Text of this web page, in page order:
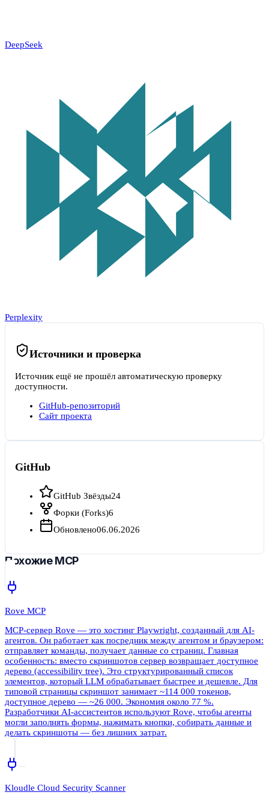
DeepSeek
Perplexity
Источники и проверка
Источник ещё не прошёл автоматическую проверку
доступности.
GitHub-репозиторий
Сайт проекта
GitHub
GitHub Звёзды24
Форки (Forks)6
Обновлено06.06.2026
Похожие MCP
Rove MCP
MCP-сервер Rove — это хостинг Playwright, созданный для AI-
агентов. Он работает как посредник между агентом и браузером:
отправляет команды, получает данные со страниц. Главная
особенность: вместо скриншотов сервер возвращает доступное
дерево (accessibility tree). Это структурированный список
элементов, который LLM обрабатывает быстрее и дешевле. Для
типовой страницы скриншот занимает ~114 000 токенов,
доступное дерево — ~26 000. Экономия около 77 %.
Разработчики AI-ассистентов используют Rove, чтобы агенты
могли заполнять формы, нажимать кнопки, собирать данные и
делать скриншоты — без лишних затрат.
Kloudle Cloud Security Scanner